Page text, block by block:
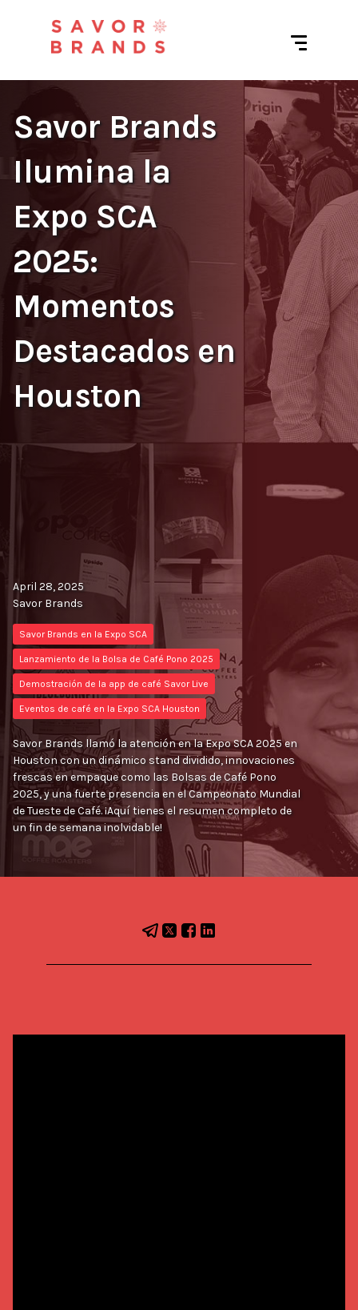
Savor Brands
Ilumina la
Expo SCA
2025:
Momentos
Destacados en
Houston
April 28, 2025
Savor Brands
Savor Brands en la Expo SCA
Lanzamiento de la Bolsa de Café Pono 2025
Demostración de la app de café Savor Live
Eventos de café en la Expo SCA Houston
Savor Brands llamó la atención en la Expo SCA 2025 en
Houston con un dinámico stand dividido, innovaciones
frescas en empaque como las Bolsas de Café Pono
2025, y una fuerte presencia en el Campeonato Mundial
de Tueste de Café. ¡Aquí tienes el resumen completo de
un fin de semana inolvidable!